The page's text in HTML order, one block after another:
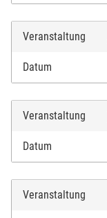
Veranstaltung
Datum
Veranstaltung
Datum
Veranstaltung